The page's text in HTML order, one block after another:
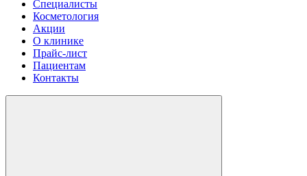
Специалисты
Косметология
Акции
О клинике
Прайс-лист
Пациентам
Контакты